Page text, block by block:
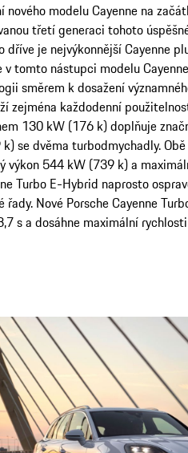
nového modelu Cayenne na
třetí generaci tohoto
dříve je nejvýkonnější Cayenne
tomto nástupci modelu
směrem k dosažení
zejména každodenní
130 kW (176 k) doplňuje
se dvěma turbodmychadly.
výkon 544 kW (739 k) a
Turbo E-Hybrid naprosto
Nové Porsche Cayenne
s a dosáhne maximální